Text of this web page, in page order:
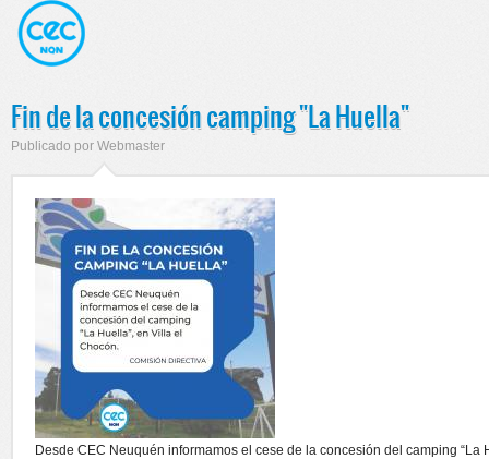
Fin de la concesión camping "La Huella"
Publicado por Webmaster
Desde CEC Neuquén informamos el cese de la concesión del camping “La